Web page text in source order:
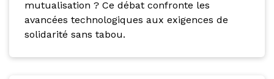
mutualisation ? Ce débat confronte les
avancées technologiques aux exigences de
solidarité sans tabou.